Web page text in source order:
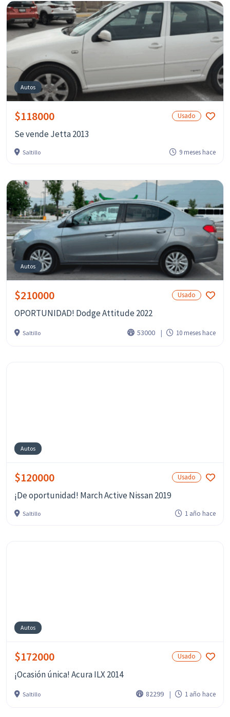
Autos
$118000 Usado
Se vende Jetta 2013
Saltillo 9 meses hace
Autos
$210000 Usado
OPORTUNIDAD! Dodge Attitude 2022
Saltillo 53000 10 meses hace
Autos
$120000 Usado
¡De oportunidad! March Active Nissan 2019
Saltillo 1 año hace
Autos
$172000 Usado
¡Ocasión única! Acura ILX 2014
Saltillo 82299 1 año hace